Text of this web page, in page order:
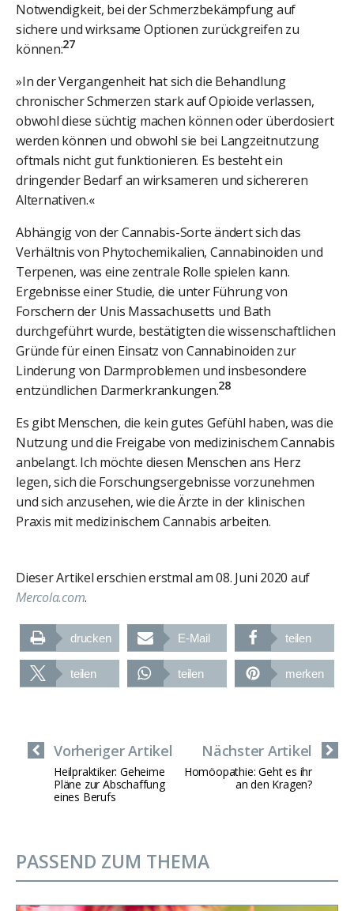
Notwendigkeit, bei der Schmerzbekämpfung auf
sichere und wirksame Optionen zurückgreifen zu
können:27
»In der Vergangenheit hat sich die Behandlung
chronischer Schmerzen stark auf Opioide verlassen,
obwohl diese süchtig machen können oder überdosiert
werden können und obwohl sie bei Langzeitnutzung
oftmals nicht gut funktionieren. Es besteht ein
dringender Bedarf an wirksameren und sichereren
Alternativen.«
Abhängig von der Cannabis-Sorte ändert sich das
Verhältnis von Phytochemikalien, Cannabinoiden und
Terpenen, was eine zentrale Rolle spielen kann.
Ergebnisse einer Studie, die unter Führung von
Forschern der Unis Massachusetts und Bath
durchgeführt wurde, bestätigten die wissenschaftlichen
Gründe für einen Einsatz von Cannabinoiden zur
Linderung von Darmproblemen und insbesondere
entzündlichen Darmerkrankungen.28
Es gibt Menschen, die kein gutes Gefühl haben, was die
Nutzung und die Freigabe von medizinischem Cannabis
anbelangt. Ich möchte diesen Menschen ans Herz
legen, sich die Forschungsergebnisse vorzunehmen
und sich anzusehen, wie die Ärzte in der klinischen
Praxis mit medizinischem Cannabis arbeiten.
Dieser Artikel erschien erstmal am 08. Juni 2020 auf
Mercola.com.
drucken E-Mail teilen
teilen teilen merken
Nächster Artikel
Homöopathie: Geht es ihr
an den Kragen?
Vorheriger Artikel
Heilpraktiker: Geheime
Pläne zur Abschaffung
eines Berufs
PASSEND ZUM THEMA